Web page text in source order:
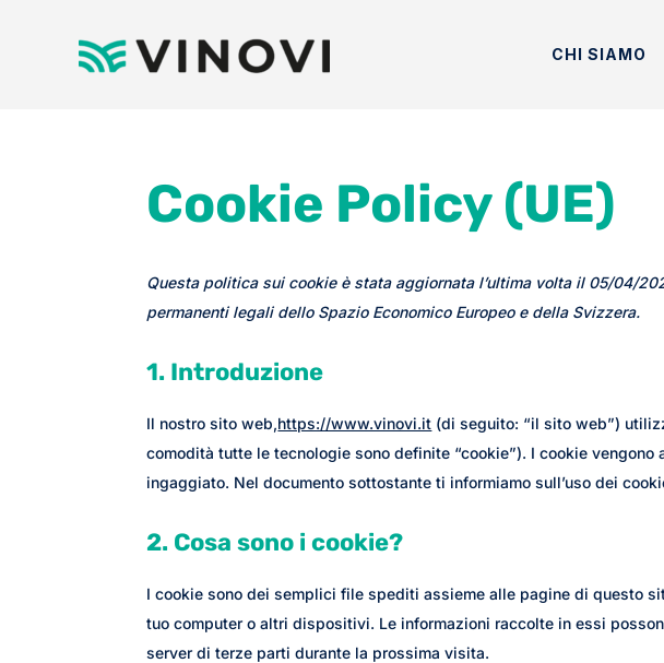
CHI SIAMO
Cookie Policy (UE)
Questa politica sui cookie è stata aggiornata l’ultima volta il 05/04/
permanenti legali dello Spazio Economico Europeo e della Svizzera.
1. Introduzione
Il nostro sito web,https://www.vinovi.it (di seguito: “il sito web”)
comodità tutte le tecnologie sono definite “cookie”). I cookie
ingaggiato. Nel documento sottostante ti informiamo sull’uso dei
2. Cosa sono i cookie?
I cookie sono dei semplici file spediti assieme alle pagine di questo
tuo computer o altri dispositivi. Le informazioni raccolte in essi
server di terze parti durante la prossima visita.